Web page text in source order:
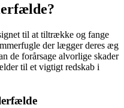
til at tiltrække og fange
der lægger deres æg
de forårsage alvorlige skader
til et vigtigt redskab i